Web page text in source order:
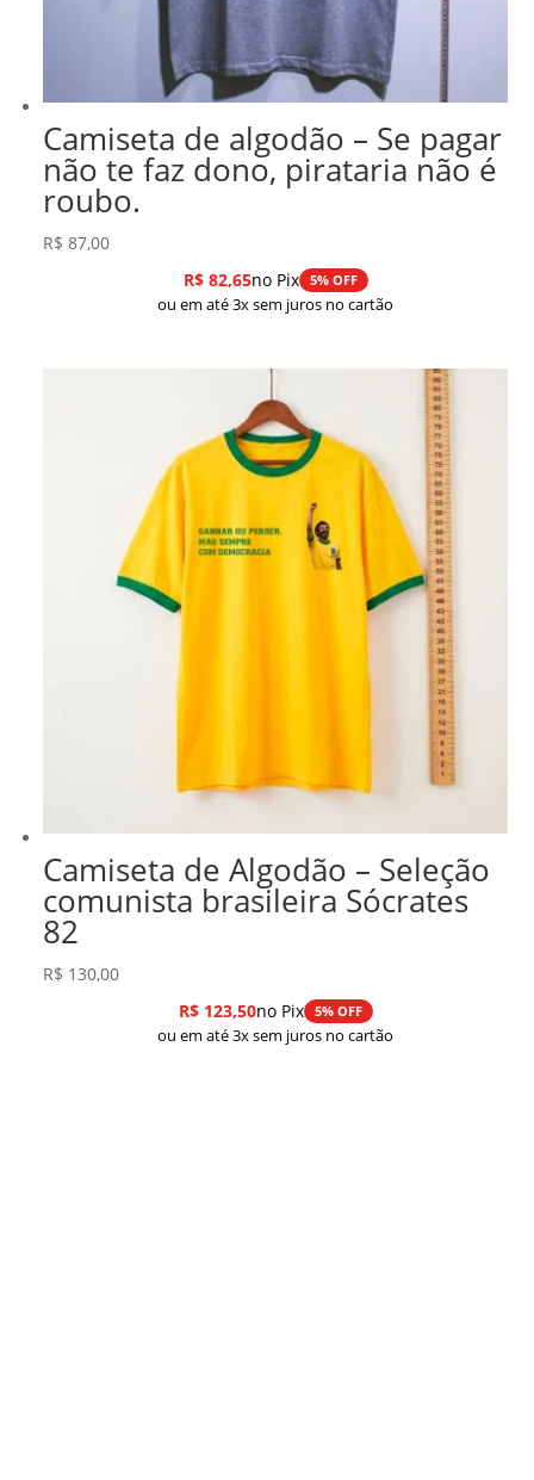
Camiseta de algodão – Se pagar
não te faz dono, pirataria não é
roubo.
R$ 87,00
R$82,65no Pix 5% OFF
ou em até 3x sem juros no cartão
Camiseta de Algodão – Seleção
comunista brasileira Sócrates
82
R$ 130,00
R$123,50no Pix 5% OFF
ou em até 3x sem juros no cartão